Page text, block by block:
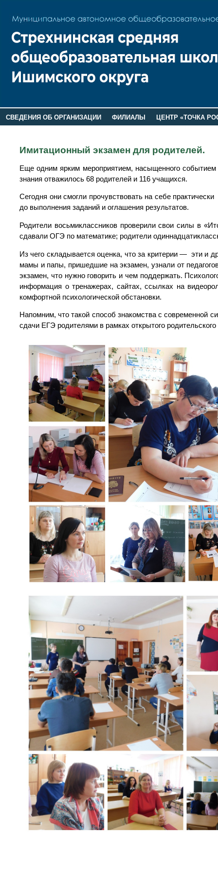
СВЕДЕНИЯ ОБ ОРГАНИЗАЦИИ ФИЛИАЛЫ
ЦЕНТР «ТОЧКА
Имитационный экзамен для родителей.
Еще одним ярким мероприятием, насыщенного
знания отважилось 68 родителей и 116 учащихся.
Сегодня они смогли прочувствовать на себе
до выполнения заданий и оглашения результатов.
Родители восьмиклассников проверили свои силы в
сдавали ОГЭ по математике; родители
Из чего складывается оценка, что за критерии — эти и
мамы и папы, пришедшие на экзамен, узнали от
экзамен, что нужно говорить и чем поддержать.
информация о тренажерах, сайтах, ссылках на
комфортной психологической обстановки.
Напомним, что такой способ знакомства с современной
сдачи ЕГЭ родителями в рамках открытого